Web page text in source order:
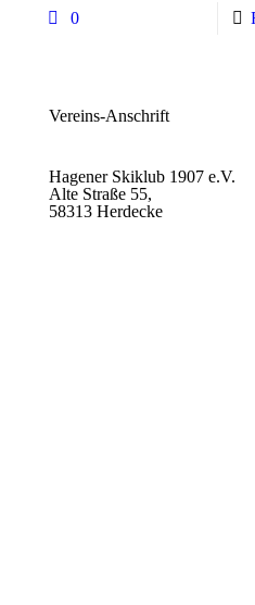
0
Vereins-Anschrift
Hagener Skiklub 1907 e.V.
Alte Straße 55,
58313 Herdecke